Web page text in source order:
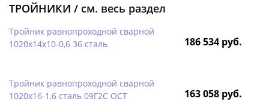
ТРОЙНИКИ / см. весь раздел
Тройник равнопроходной сварной
1020х14х10-0,6 36 сталь
186 534 руб.
Тройник равнопроходной сварной
1020х16-1,6 сталь 09Г2С ОСТ
163 058 руб.